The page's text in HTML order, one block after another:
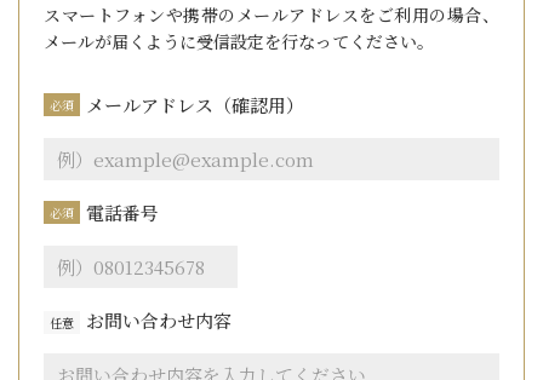
スマートフォンや携帯のメールアドレスをご利用の場合、
メールが届くように受信設定を行なってください。
必須 メールアドレス（確認用）
必須 電話番号
任意 お問い合わせ内容